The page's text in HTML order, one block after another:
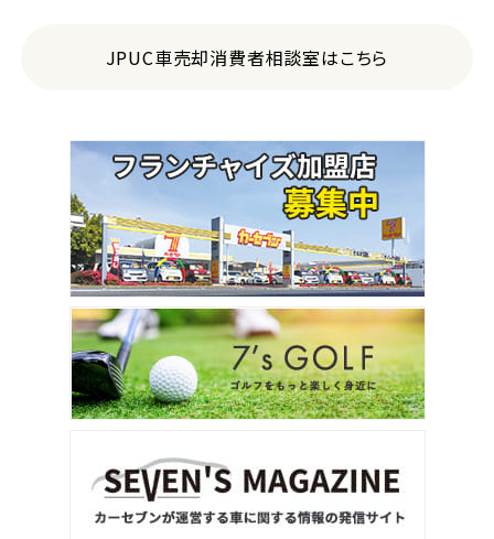
JPUC車売却消費者相談室はこちら